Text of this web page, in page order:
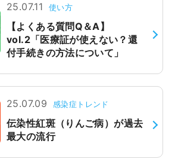
25.07.11 使い方
【よくある質問Q＆A】
vol.2「医療証が使えない？還
付手続きの方法について」
25.07.09 感染症トレンド
伝染性紅斑（りんご病）が過去
最大の流行